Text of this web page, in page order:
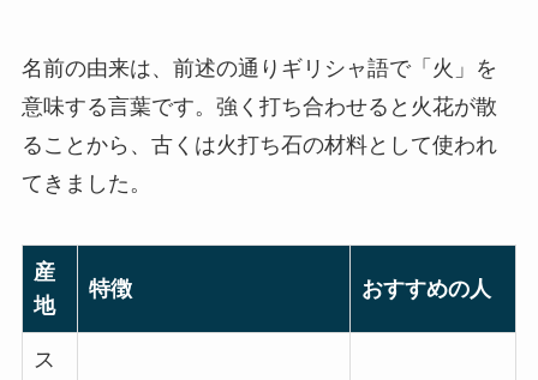
名前の由来は、前述の通りギリシャ語で「火」を
意味する言葉です。強く打ち合わせると火花が散
ることから、古くは火打ち石の材料として使われ
てきました。
産
地
特徴 おすすめの人
ス